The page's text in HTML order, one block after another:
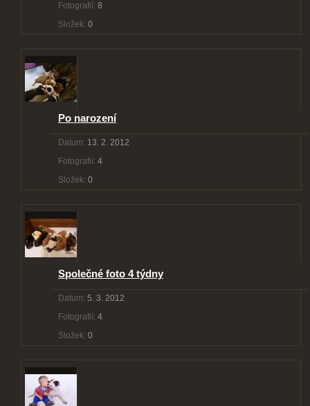
Fotografií: 8
Složek: 0
Po narození
Datum: 13. 2. 2012
Fotografií: 4
Složek: 0
Společné foto 4 týdny
Datum: 5. 3. 2012
Fotografií: 4
Složek: 0